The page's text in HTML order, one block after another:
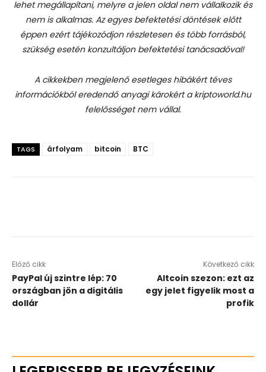
lehet megállapítani, melyre a jelen oldal nem vállalkozik és
nem is alkalmas. Az egyes befektetési döntések előtt
éppen ezért tájékozódjon részletesen és több forrásból,
szükség esetén konzultáljon befektetési tanácsadóval!
A cikkekben megjelenő esetleges hibákért téves
információkból eredendő anyagi károkért a kriptoworld.hu
felelősséget nem vállal.
TAGS árfolyam bitcoin BTC
Előző cikk
PayPal új szintre lép: 70
országban jön a digitális
dollár
Következő cikk
Altcoin szezon: ezt az
egy jelet figyelik most a
profik